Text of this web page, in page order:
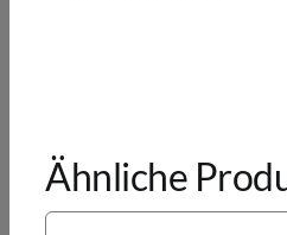
Ähnliche